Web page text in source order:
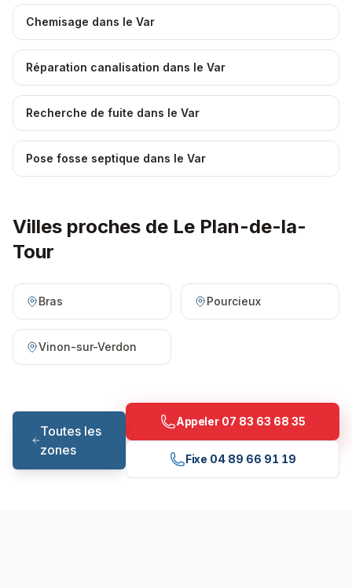
Chemisage dans le Var
Réparation canalisation dans le Var
Recherche de fuite dans le Var
Pose fosse septique dans le Var
Villes proches de Le Plan-de-la-
Tour
Bras Pourcieux
Vinon-sur-Verdon
Toutes les
zones
Appeler 07 83 63 68 35
Fixe 04 89 66 91 19